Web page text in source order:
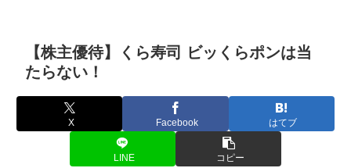
【株主優待】くら寿司 ビッくらポンは当
たらない！
X Facebook はてブ
LINE コピー